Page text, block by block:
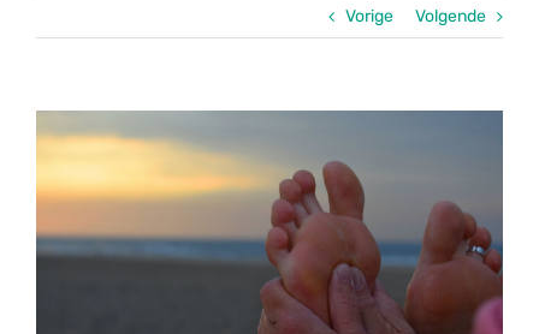
Vorige Volgende